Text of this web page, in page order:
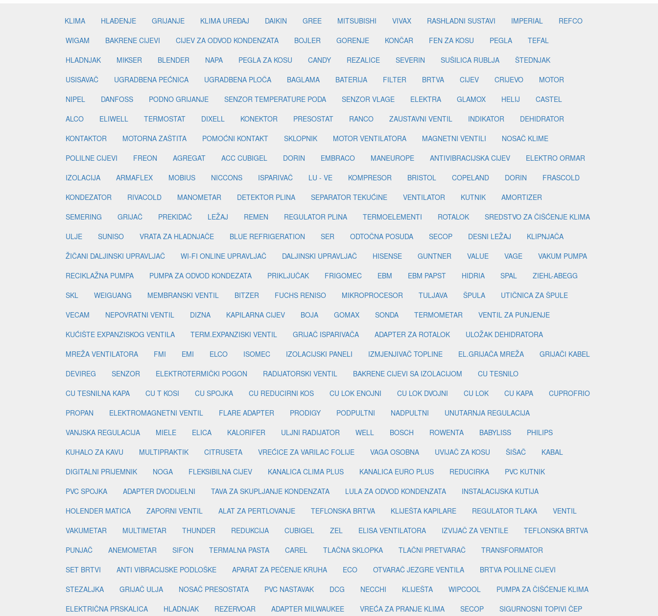
KLIMA HLAĐENJE GRIJANJE KLIMA UREĐAJ DAIKIN GREE MITSUBISHI VIVAX RASHLADNI SUSTAVI IMPERIAL
REFCO
WIGAM
BAKRENE CIJEVI CIJEV ZA ODVOD KONDENZATA BOJLER GORENJE KONČAR FEN ZA KOSU PEGLA
TEFAL
HLADNJAK
MIKSER BLENDER NAPA PEGLA ZA KOSU CANDY REZALICE SEVERIN SUŠILICA RUBLJA
ŠTEDNJAK
USISAVAČ
UGRADBENA PEĆNICA UGRADBENA PLOČA BAGLAMA BATERIJA FILTER BRTVA CIJEV CRIJEVO
MOTOR
NIPEL
DANFOSS PODNO GRIJANJE SENZOR TEMPERATURE PODA SENZOR VLAGE ELEKTRA GLAMOX HELIJ
CASTEL
ALCO
ELIWELL TERMOSTAT DIXELL KONEKTOR PRESOSTAT RANCO ZAUSTAVNI VENTIL INDIKATOR
DEHIDRATOR
KONTAKTOR
MOTORNA ZAŠTITA POMOĆNI KONTAKT SKLOPNIK MOTOR VENTILATORA MAGNETNI VENTILI
NOSAČ KLIME
POLILNE CIJEVI
FREON AGREGAT ACC CUBIGEL DORIN EMBRACO MANEUROPE ANTIVIBRACIJSKA CIJEV
ELEKTRO ORMAR
IZOLACIJA
ARMAFLEX MOBIUS NICCONS ISPARIVAČ LU - VE KOMPRESOR BRISTOL COPELAND DORIN
FRASCOLD
KONDEZATOR
RIVACOLD MANOMETAR DETEKTOR PLINA SEPARATOR TEKUĆINE VENTILATOR KUTNIK
AMORTIZER
SEMERING
GRIJAČ PREKIDAČ LEŽAJ REMEN REGULATOR PLINA TERMOELEMENTI ROTALOK
SREDSTVO ZA ČIŠĆENJE KLIMA
ULJE
SUNISO VRATA ZA HLADNJAČE BLUE REFRIGERATION SER ODTOČNA POSUDA SECOP DESNI LEŽAJ
KLIPNJAČA
ŽIČANI DALJINSKI UPRAVLJAČ
WI-FI ONLINE UPRAVLJAČ DALJINSKI UPRAVLJAČ HISENSE GUNTNER VALUE VAGE
VAKUM PUMPA
RECIKLAŽNA PUMPA
PUMPA ZA ODVOD KONDEZATA PRIKLJUČAK FRIGOMEC EBM EBM PAPST HIDRIA SPAL
ZIEHL-ABEGG
SKL
WEIGUANG MEMBRANSKI VENTIL BITZER FUCHS RENISO MIKROPROCESOR TULJAVA ŠPULA
UTIČNICA ZA ŠPULE
VECAM
NEPOVRATNI VENTIL DIZNA KAPILARNA CIJEV BOJA GOMAX SONDA TERMOMETAR
VENTIL ZA PUNJENJE
KUĆIŠTE EXPANZISKOG VENTILA
TERM.EXPANZISKI VENTIL GRIJAČ ISPARIVAČA ADAPTER ZA ROTALOK
ULOŽAK DEHIDRATORA
MREŽA VENTILATORA
FMI EMI ELCO ISOMEC IZOLACIJSKI PANELI IZMJENJIVAČ TOPLINE EL.GRIJAČA MREŽA
GRIJAČI KABEL
DEVIREG
SENZOR ELEKTROTERMIČKI POGON RADIJATORSKI VENTIL BAKRENE CIJEVI SA IZOLACIJOM
CU TESNILO
CU TESNILNA KAPA
CU T KOSI CU SPOJKA CU REDUCIRNI KOS CU LOK ENOJNI CU LOK DVOJNI CU LOK CU KAPA
CUPROFRIO
PROPAN
ELEKTROMAGNETNI VENTIL FLARE ADAPTER PRODIGY PODPULTNI NADPULTNI
UNUTARNJA REGULACIJA
VANJSKA REGULACIJA
MIELE ELICA KALORIFER ULJNI RADIJATOR WELL BOSCH ROWENTA BABYLISS
PHILIPS
KUHALO ZA KAVU
MULTIPRAKTIK CITRUSETA VREĆICE ZA VARILAC FOLIJE VAGA OSOBNA UVIJAČ ZA KOSU ŠIŠAČ
KABAL
DIGITALNI PRIJEMNIK
NOGA FLEKSIBILNA CIJEV KANALICA CLIMA PLUS KANALICA EURO PLUS REDUCIRKA
PVC KUTNIK
PVC SPOJKA
ADAPTER DVODIJELNI TAVA ZA SKUPLJANJE KONDENZATA LULA ZA ODVOD KONDENZATA
INSTALACIJSKA KUTIJA
HOLENDER MATICA
ZAPORNI VENTIL ALAT ZA PERTLOVANJE TEFLONSKA BRTVA KLIJEŠTA KAPILARE REGULATOR TLAKA
VENTIL
VAKUMETAR
MULTIMETAR THUNDER REDUKCIJA CUBIGEL ZEL ELISA VENTILATORA IZVIJAČ ZA VENTILE
TEFLONSKA BRTVA
PUNJAČ
ANEMOMETAR SIFON TERMALNA PASTA CAREL TLAČNA SKLOPKA TLAČNI PRETVARAČ
TRANSFORMATOR
SET BRTVI
ANTI VIBRACIJSKE PODLOŠKE APARAT ZA PEČENJE KRUHA ECO OTVARAČ JEZGRE VENTILA
BRTVA POLILNE CIJEVI
STEZALJKA
GRIJAČ ULJA NOSAČ PRESOSTATA PVC NASTAVAK DCG NECCHI KLIJEŠTA WIPCOOL
PUMPA ZA ČIŠĆENJE KLIMA
ELEKTRIČNA PRSKALICA
HLADNJAK REZERVOAR ADAPTER MILWAUKEE VREĆA ZA PRANJE KLIMA SECOP SIGURNOSNI TOPIVI ČEP